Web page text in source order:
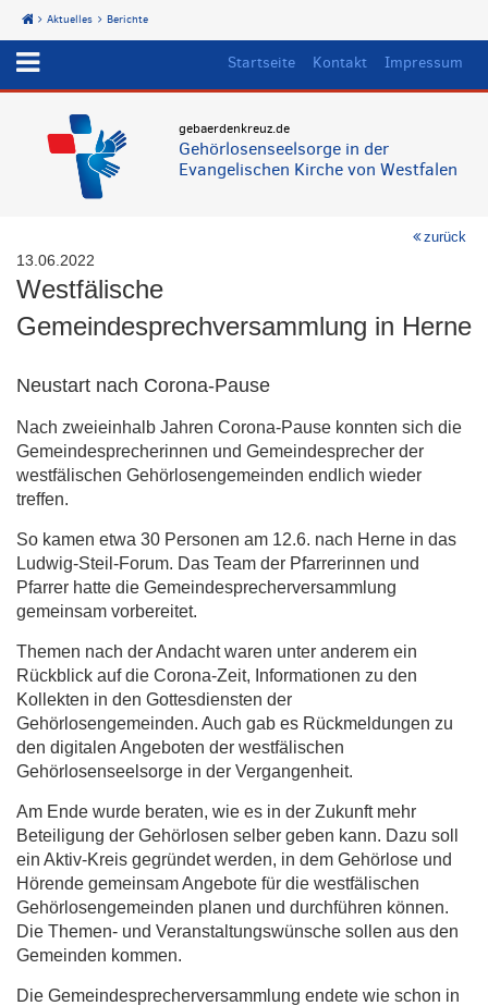
Start
Aktuelles Berichte
Startseite Kontakt Impressum
gebaerdenkreuz.de
Gehörlosenseelsorge in der
Evangelischen Kirche von Westfalen
zurück
13.06.2022
Westfälische
Gemeindesprechversammlung in Herne
Neustart nach Corona-Pause
Nach zweieinhalb Jahren Corona-Pause konnten sich die
Gemeindesprecherinnen und Gemeindesprecher der
westfälischen Gehörlosengemeinden endlich wieder
treffen.
So kamen etwa 30 Personen am 12.6. nach Herne in das
Ludwig-Steil-Forum. Das Team der Pfarrerinnen und
Pfarrer hatte die Gemeindesprecherversammlung
gemeinsam vorbereitet.
Themen nach der Andacht waren unter anderem ein
Rückblick auf die Corona-Zeit, Informationen zu den
Kollekten in den Gottesdiensten der
Gehörlosengemeinden. Auch gab es Rückmeldungen zu
den digitalen Angeboten der westfälischen
Gehörlosenseelsorge in der Vergangenheit.
Am Ende wurde beraten, wie es in der Zukunft mehr
Beteiligung der Gehörlosen selber geben kann. Dazu soll
ein Aktiv-Kreis gegründet werden, in dem Gehörlose und
Hörende gemeinsam Angebote für die westfälischen
Gehörlosengemeinden planen und durchführen können.
Die Themen- und Veranstaltungswünsche sollen aus den
Gemeinden kommen.
Die Gemeindesprecherversammlung endete wie schon in